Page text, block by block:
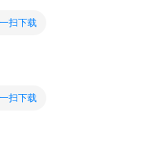
扫下载
扫下载